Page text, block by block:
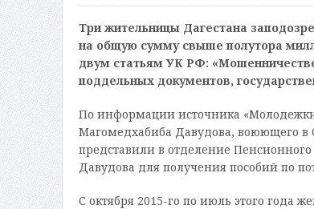
Три жительницы Дагестана
на общую сумму свыше полутора
двум статьям УК РФ:
поддельных документов,
По информации источника
Магомедхабиба Давудова, воюющего в
представили в отделение
Давудова для получения пособий по
С октября 2015-го по июль этого года